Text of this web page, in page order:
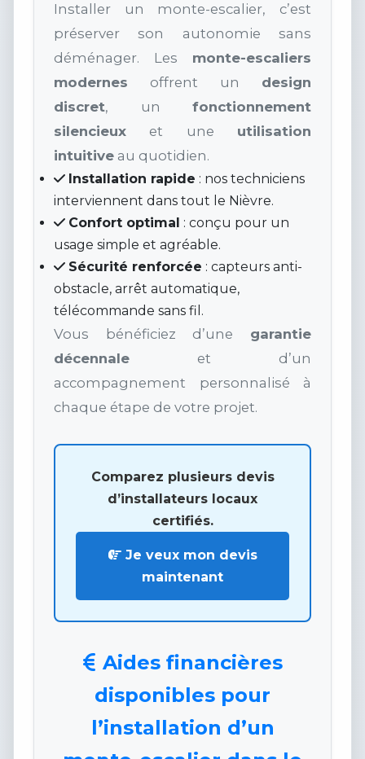
Installer un monte-escalier, c’est
préserver son autonomie sans
déménager. Les monte-escaliers
modernes offrent un design
discret, un fonctionnement
silencieux et une utilisation
intuitive au quotidien.
Installation rapide : nos techniciens
interviennent dans tout le Nièvre.
Confort optimal : conçu pour un
usage simple et agréable.
Sécurité renforcée : capteurs anti-
obstacle, arrêt automatique,
télécommande sans fil.
Vous bénéficiez d’une garantie
décennale et d’un
accompagnement personnalisé à
chaque étape de votre projet.
Comparez plusieurs devis
d’installateurs locaux
certifiés.
Je veux mon devis
maintenant
Aides financières
disponibles pour
l’installation d’un